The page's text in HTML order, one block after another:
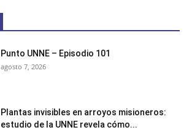
Punto UNNE – Episodio 101
agosto 7, 2026
Plantas invisibles en arroyos misioneros:
estudio de la UNNE revela cómo...